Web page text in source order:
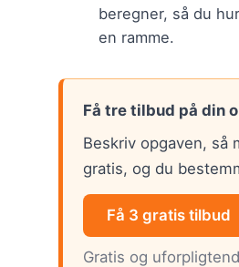
beregner, så du
en ramme.
Få tre tilbud på din
Beskriv opgaven, så
gratis, og du
Få 3 gratis tilbud
Gratis og